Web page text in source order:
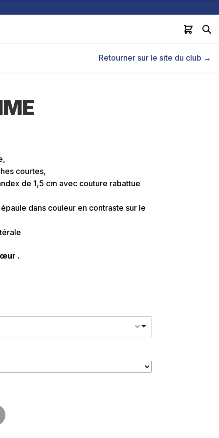
Retourner sur le site du club →
courtes,
de 1,5 cm avec couture rabattue
dans couleur en contraste sur le
.